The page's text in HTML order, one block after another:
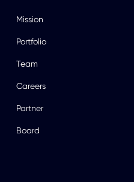
Mission
Portfolio
Team
Careers
Partner
Board